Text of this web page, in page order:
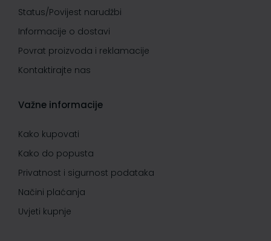
Status/Povijest narudžbi
Informacije o dostavi
Povrat proizvoda i reklamacije
Kontaktirajte nas
Važne informacije
Kako kupovati
Kako do popusta
Privatnost i sigurnost podataka
Načini plaćanja
Uvjeti kupnje